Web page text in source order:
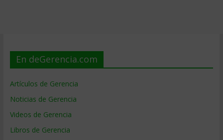
En deGerencia.com
Artículos de Gerencia
Noticias de Gerencia
Videos de Gerencia
Libros de Gerencia